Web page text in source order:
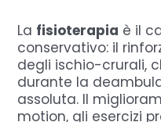
La fisioterapia è il
conservativo: il
degli ischio-crurali,
durante la
assoluta. Il
motion, gli esercizi